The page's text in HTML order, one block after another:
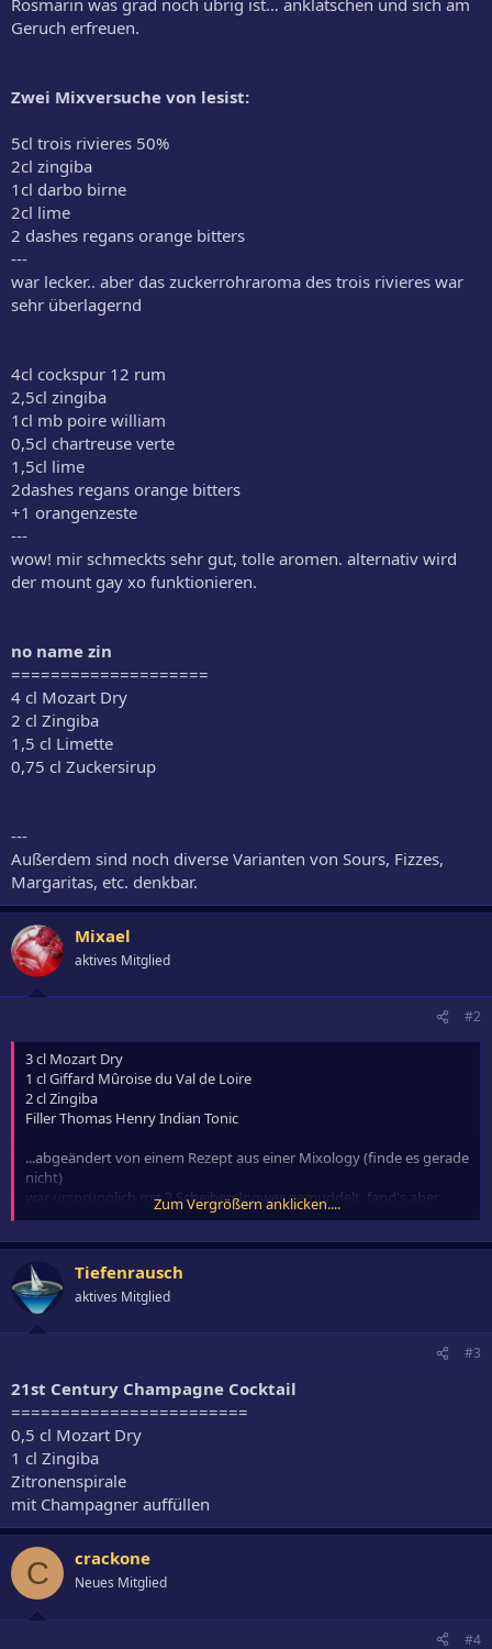
Geruch erfreuen.
Zwei Mixversuche von lesist:
5cl trois rivieres 50%
2cl zingiba
1cl darbo birne
2cl lime
2 dashes regans orange bitters
---
war lecker.. aber das zuckerrohraroma des trois rivieres war
sehr überlagernd
4cl cockspur 12 rum
2,5cl zingiba
1cl mb poire william
0,5cl chartreuse verte
1,5cl lime
2dashes regans orange bitters
+1 orangenzeste
---
wow! mir schmeckts sehr gut, tolle aromen. alternativ wird
der mount gay xo funktionieren.
no name zin
====================
4 cl Mozart Dry
2 cl Zingiba
1,5 cl Limette
0,75 cl Zuckersirup
---
Außerdem sind noch diverse Varianten von Sours, Fizzes,
Margaritas, etc. denkbar.
Mixael
aktives Mitglied
#2
3 cl Mozart Dry
1 cl Giffard Mûroise du Val de Loire
2 cl Zingiba
Filler Thomas Henry Indian Tonic
...abgeändert von einem Rezept aus einer Mixology (finde es gerade
nicht)
war ursprünglich mit 2 Scheiben Ingwer gemuddelt, fand's aber
auch so relativ spannend.
Zum Vergrößern anklicken....
Tiefenrausch
aktives Mitglied
#3
21st Century Champagne Cocktail
========================
0,5 cl Mozart Dry
1 cl Zingiba
Zitronenspirale
mit Champagner auffüllen
C crackone
Neues Mitglied
#4